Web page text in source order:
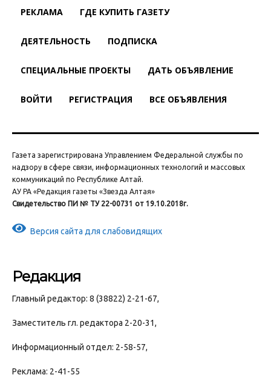
РЕКЛАМА ГДЕ КУПИТЬ ГАЗЕТУ
ДЕЯТЕЛЬНОСТЬ ПОДПИСКА
СПЕЦИАЛЬНЫЕ ПРОЕКТЫ ДАТЬ ОБЪЯВЛЕНИЕ
ВОЙТИ РЕГИСТРАЦИЯ ВСЕ ОБЪЯВЛЕНИЯ
Газета зарегистрирована Управлением Федеральной службы по
надзору в сфере связи, информационных технологий и массовых
коммуникаций по Республике Алтай.
АУ РА «Редакция газеты «Звезда Алтая»
Свидетельство ПИ № ТУ 22-00731 от 19.10.2018г.
Версия сайта для слабовидящих
Редакция
Главный редактор: 8 (38822) 2-21-67,
Заместитель гл. редактора 2-20-31,
Информационный отдел: 2-58-57,
Реклама: 2-41-55